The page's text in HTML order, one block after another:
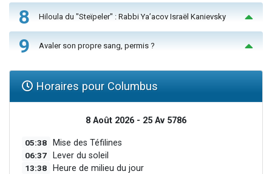
8 Hiloula du "Steïpeler" : Rabbi Ya’acov Israël Kanievsky
9 Avaler son propre sang, permis ?
Horaires pour Columbus
8 Août 2026 - 25 Av 5786
05:38 Mise des Téfilines
06:37 Lever du soleil
13:38 Heure de milieu du jour